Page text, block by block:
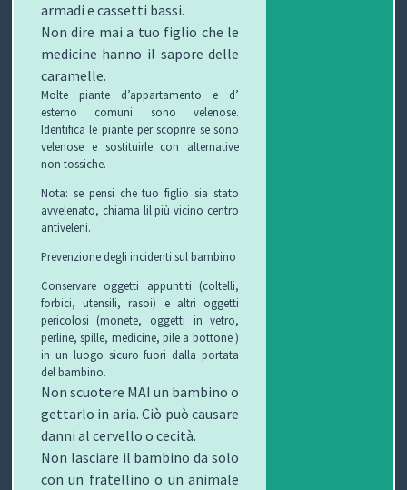
armadi e cassetti bassi.
Non dire mai a tuo figlio che le
medicine hanno il sapore delle
caramelle.
Molte piante d’appartamento e d’
esterno comuni sono velenose.
Identifica le piante per scoprire se sono
velenose e sostituirle con alternative
non tossiche.
Nota: se pensi che tuo figlio sia stato
avvelenato, chiama lil più vicino centro
antiveleni.
Prevenzione degli incidenti sul bambino
Conservare oggetti appuntiti (coltelli,
forbici, utensili, rasoi) e altri oggetti
pericolosi (monete, oggetti in vetro,
perline, spille, medicine, pile a bottone )
in un luogo sicuro fuori dalla portata
del bambino.
Non scuotere MAI un bambino o
gettarlo in aria. Ciò può causare
danni al cervello o cecità.
Non lasciare il bambino da solo
con un fratellino o un animale